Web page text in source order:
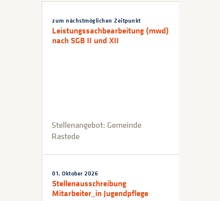
zum nächstmöglichen Zeitpunkt
Leistungssachbearbeitung (mwd)
nach SGB II und XII
Stellenangebot: Gemeinde
Rastede
01. Oktober 2026
Stellenausschreibung
Mitarbeiter_in Jugendpflege